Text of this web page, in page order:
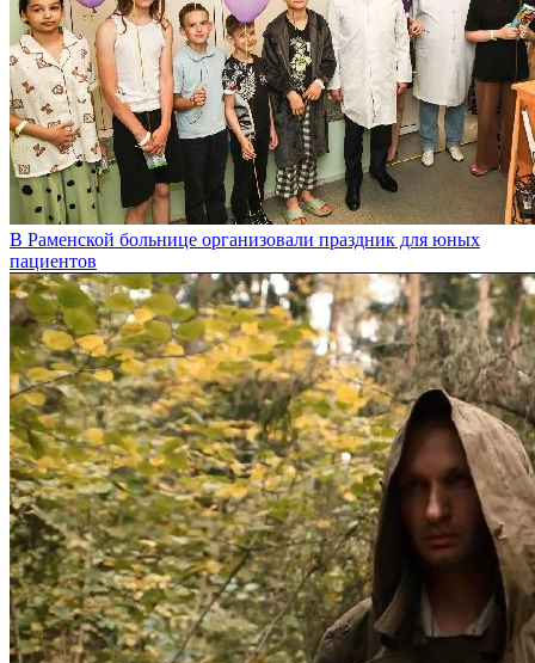
В Раменской больнице организовали праздник для юных
пациентов